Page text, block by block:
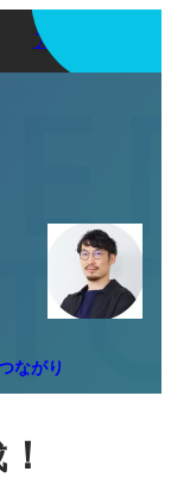
アプリを使う
ながり
！